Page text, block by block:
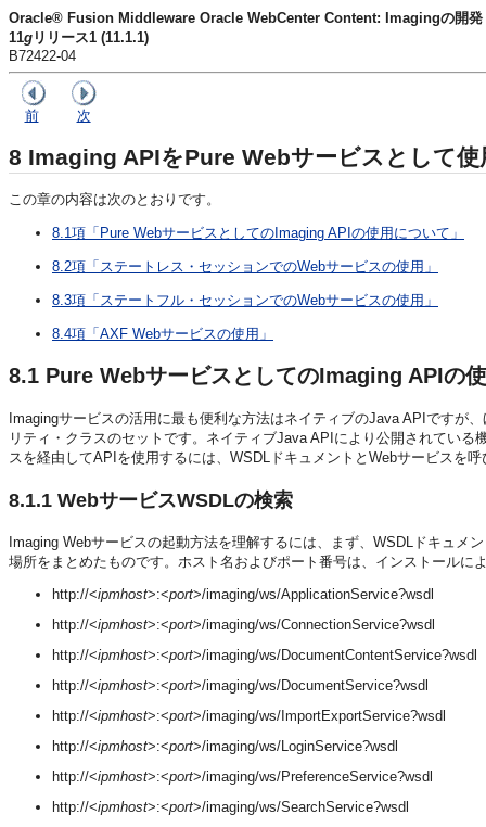
Oracle® Fusion Middleware Oracle WebCenter Content: Imagingの開発
11g リリース1 (11.1.1)
B72422-04
前 次
8 Imaging APIをPure Webサービスとして使
この章の内容は次のとおりです。
8.1項「Pure WebサービスとしてのImaging APIの使用について」
8.2項「ステートレス・セッションでのWebサービスの使用」
8.3項「ステートフル・セッションでのWebサービスの使用」
8.4項「AXF Webサービスの使用」
8.1 Pure WebサービスとしてのImaging APIの
Imagingサービスの活用に最も便利な方法はネイティブのJava APIですが
リティ・クラスのセットです。ネイティブJava APIにより公開されてい
スを経由してAPIを使用するには、WSDLドキュメントとWebサービスを
8.1.1 WebサービスWSDLの検索
Imaging Webサービスの起動方法を理解するには、まず、WSDLドキュメ
場所をまとめたものです。ホスト名およびポート番号は、インストールに
http://<ipmhost>:<port>/imaging/ws/ApplicationService?wsdl
http://<ipmhost>:<port>/imaging/ws/ConnectionService?wsdl
http://<ipmhost>:<port>/imaging/ws/DocumentContentService?wsdl
http://<ipmhost>:<port>/imaging/ws/DocumentService?wsdl
http://<ipmhost>:<port>/imaging/ws/ImportExportService?wsdl
http://<ipmhost>:<port>/imaging/ws/LoginService?wsdl
http://<ipmhost>:<port>/imaging/ws/PreferenceService?wsdl
http://<ipmhost>:<port>/imaging/ws/SearchService?wsdl